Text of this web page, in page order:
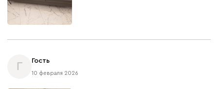
Г
Гость
10 февраля 2026